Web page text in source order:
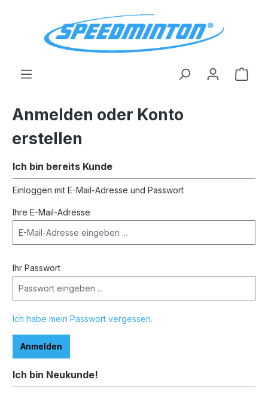
Anmelden oder Konto
erstellen
Ich bin bereits Kunde
Einloggen mit E-Mail-Adresse und Passwort
Ihre E-Mail-Adresse
Ihr Passwort
Ich habe mein Passwort vergessen.
Anmelden
Ich bin Neukunde!